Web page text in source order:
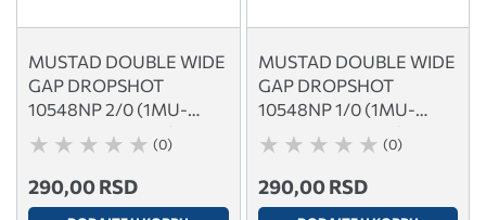
MUSTAD DOUBLE WIDE
GAP DROPSHOT
10548NP 2/0 (1MU-
10548NP-BN-2/0)
(0)
290,00 RSD
MUSTAD DOUBLE WIDE
GAP DROPSHOT
10548NP 1/0 (1MU-
10548NP-BN-1/0)
(0)
290,00 RSD